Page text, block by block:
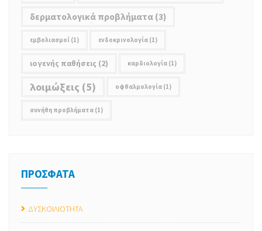
δερματολογικά προβλήματα (3)
εμβολιασμοί (1) ενδοκρινολογία (1)
ιογενής παθήσεις (2) καρδιολογία (1)
λοιμώξεις (5) οφθαλμολογία (1)
συνήθη προβλήματα (1)
ΠΡΟΣΦΑΤΑ
ΔΥΣΚΟΙΛΙΟΤΗΤΑ